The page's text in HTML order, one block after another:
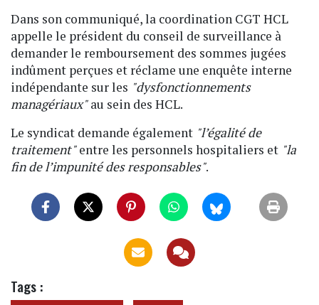
Dans son communiqué, la coordination CGT HCL
appelle le président du conseil de surveillance à
demander le remboursement des sommes jugées
indûment perçues et réclame une enquête interne
indépendante sur les "dysfonctionnements
managériaux"au sein des HCL.
Le syndicat demande également "l’égalité de
traitement"entre les personnels hospitaliers et "la
fin de l’impunité des responsables".
Tags :